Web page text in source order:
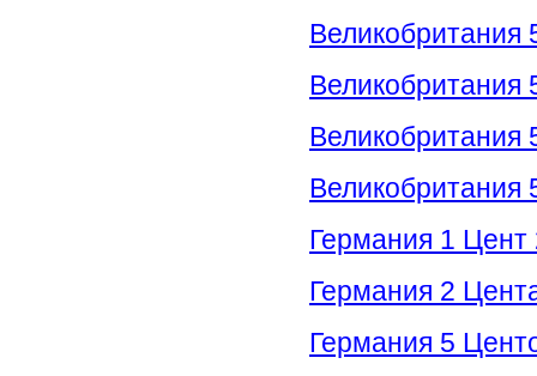
Великобритания
Великобритания
Великобритания
Великобритания
Германия 1 Цент
Германия 2
Германия 5